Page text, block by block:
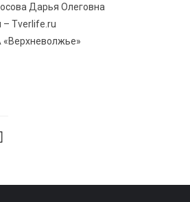
208
рекомендации
текущая статистика
Дарья Олеговна
– Tverlife.ru
«Верхневолжье»